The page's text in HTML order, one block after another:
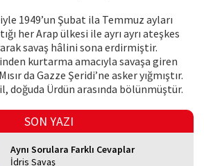
1949’un Şubat ila Temmuz ayları
her Arap ülkesi ile ayrı ayrı ateşkes
savaş hâlini sona erdirmiştir.
kurtarma amacıyla savaşa giren
da Gazze Şeridi’ne asker yığmıştır.
doğuda Ürdün arasında bölünmüştür.
SON YAZI
Aynı Sorulara Farklı Cevaplar
İdris Savaş